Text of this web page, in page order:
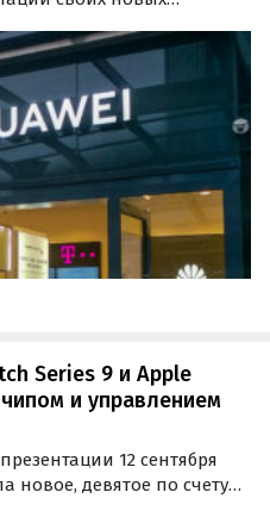
— на 2 июня 2021
Series 9 и Apple
и управлением
12 сентября
новое, девятое по счету